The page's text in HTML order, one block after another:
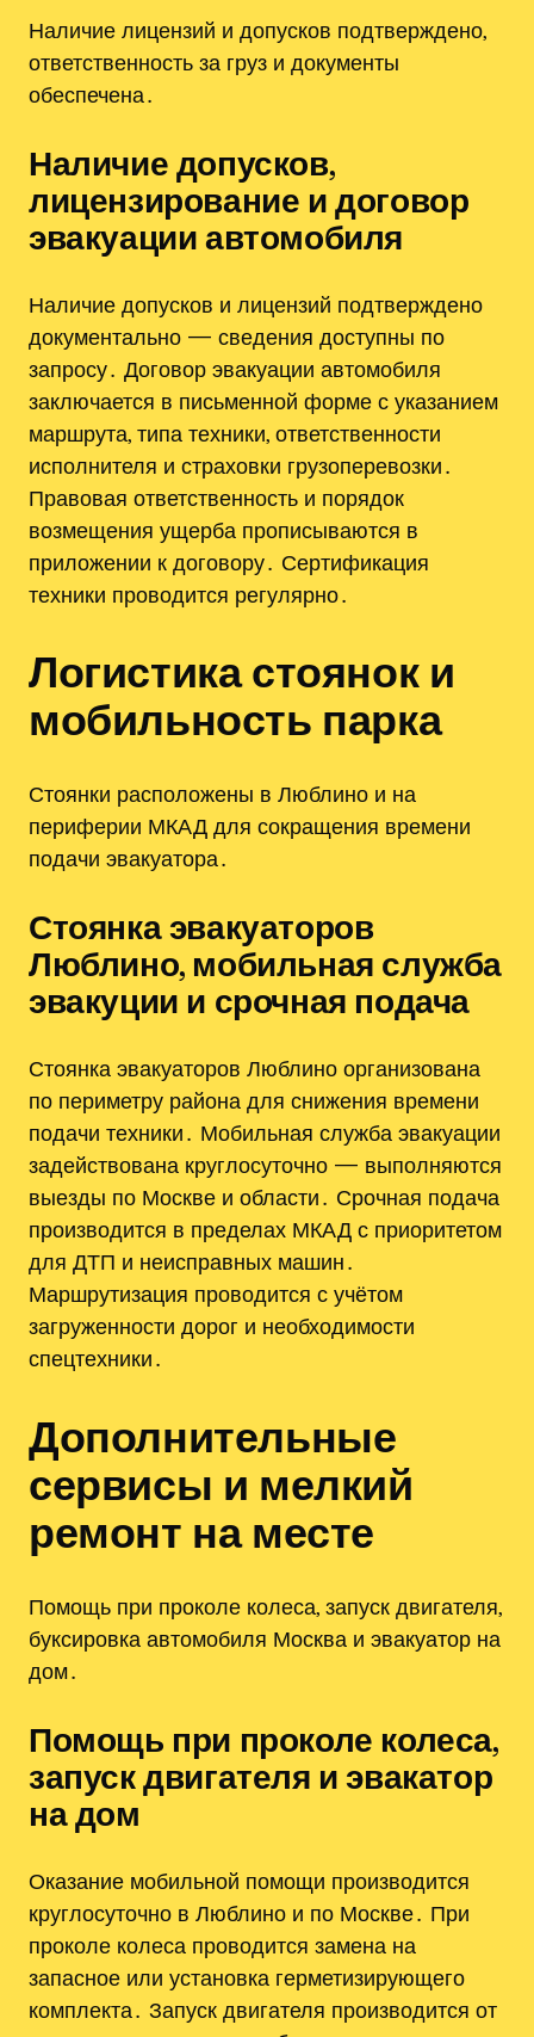
Наличие лицензий и допусков подтверждено,
ответственность за груз и документы
обеспечена․
Наличие допусков,
лицензирование и договор
эвакуации автомобиля
Наличие допусков и лицензий подтверждено
документально — сведения доступны по
запросу․ Договор эвакуации автомобиля
заключается в письменной форме с указанием
маршрута, типа техники, ответственности
исполнителя и страховки грузоперевозки․
Правовая ответственность и порядок
возмещения ущерба прописываются в
приложении к договору․ Сертификация
техники проводится регулярно․
Логистика стоянок и
мобильность парка
Стоянки расположены в Люблино и на
периферии МКАД для сокращения времени
подачи эвакуатора․
Стоянка эвакуаторов
Люблино, мобильная служба
эвакуции и срочная подача
Стоянка эвакуаторов Люблино организована
по периметру района для снижения времени
подачи техники․ Мобильная служба эвакуации
задействована круглосуточно — выполняются
выезды по Москве и области․ Срочная подача
производится в пределах МКАД с приоритетом
для ДТП и неисправных машин․
Маршрутизация проводится с учётом
загруженности дорог и необходимости
спецтехники․
Дополнительные
сервисы и мелкий
ремонт на месте
Помощь при проколе колеса, запуск двигателя,
буксировка автомобиля Москва и эвакуатор на
дом․
Помощь при проколе колеса,
запуск двигателя и эвакатор
на дом
Оказание мобильной помощи производится
круглосуточно в Люблино и по Москве․ При
проколе колеса проводится замена на
запасное или установка герметизирующего
комплекта․ Запуск двигателя производится от